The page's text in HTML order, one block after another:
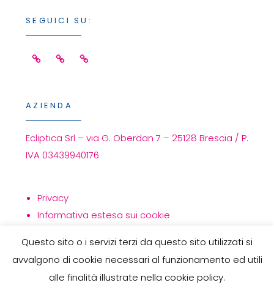
SEGUICI SU:
FacebookLinkedinInstagram
AZIENDA
Ecliptica Srl – via G. Oberdan 7 – 25128 Brescia / P.
IVA 03439940176
Privacy
Informativa estesa sui cookie
Questo sito o i servizi terzi da questo sito utilizzati si
avvalgono di cookie necessari al funzionamento ed utili
alle finalità illustrate nella cookie policy.